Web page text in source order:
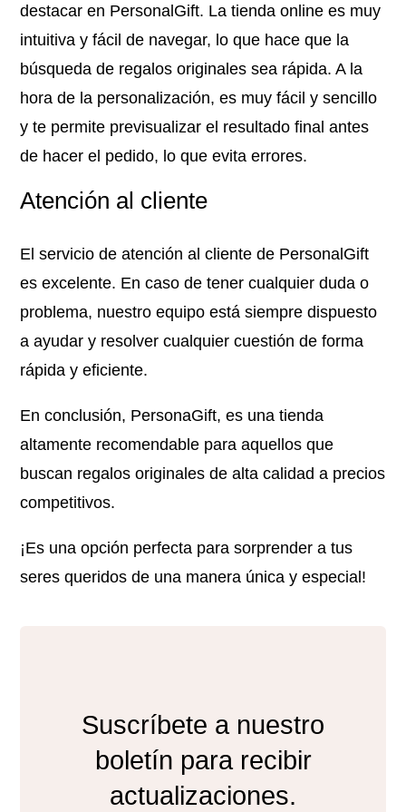
destacar en PersonalGift. La tienda online es muy
intuitiva y fácil de navegar, lo que hace que la
búsqueda de regalos originales sea rápida. A la
hora de la personalización, es muy fácil y sencillo
y te permite previsualizar el resultado final antes
de hacer el pedido, lo que evita errores.
Atención al cliente
El servicio de atención al cliente de PersonalGift
es excelente. En caso de tener cualquier duda o
problema, nuestro equipo está siempre dispuesto
a ayudar y resolver cualquier cuestión de forma
rápida y eficiente.
En conclusión, PersonaGift, es una tienda
altamente recomendable para aquellos que
buscan regalos originales de alta calidad a precios
competitivos.
¡Es una opción perfecta para sorprender a tus
seres queridos de una manera única y especial!
Suscríbete a nuestro
boletín para recibir
actualizaciones.